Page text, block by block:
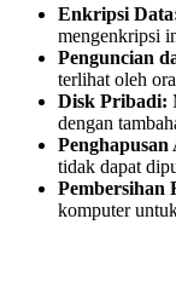
Enkripsi
mengenkripsi
Penguncian
terlihat oleh
Disk Pribadi:
dengan
Penghapusan
tidak dapat
Pembersihan
komputer